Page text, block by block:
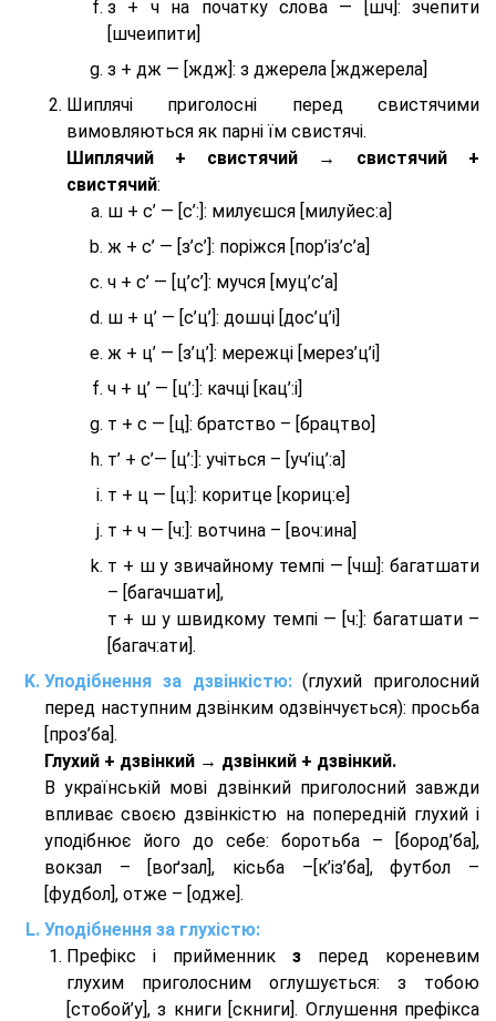
з + ч на початку слова — [шч]: зчепити
[шчеипити]
з + дж — [ждж]: з джерела [жджерела]
Шиплячі приголосні перед свистячими
вимовляються як парні їм свистячі.
Шиплячий + свистячий → свистячий +
свистячий:
ш + с’ — [с’:]: милуєшся [милуйес:а]
ж + с’ — [з’с’]: поріжся [пор’із’с’а]
ч + с’ — [ц’с’]: мучся [муц’с’а]
ш + ц’ — [с’ц’]: дошці [дос’ц’і]
ж + ц’ — [з’ц’]: мережці [мерез’ц’і]
ч + ц’ — [ц’:]: качці [кац’:і]
т + с — [ц]: братство – [брaцтво]
т’ + с’— [ц’:]: учіться – [уч’іц’:a]
т + ц — [ц:]: коритце [кориц:е]
т + ч — [ч:]: вотчина – [вoч:ина]
т + ш у звичайному темпі — [чш]: багатшати
– [багачшати],
т + ш у швидкому темпі — [ч:]: багатшати –
[багач:ати].
Уподібнення за дзвінкістю:(глухий приголосний
перед наступним дзвінким одзвінчується): просьба
[проз’ба].
Глухий + дзвінкий → дзвінкий + дзвінкий.
В українській мові дзвінкий приголосний завжди
впливає своєю дзвінкістю на попередній глухий і
уподібнює його до себе: боротьба – [бород’ба],
вокзал – [воґзал], кісьба –[к’із’ба], футбол –
[фудбол], отже – [одже].
Уподібнення за глухістю:
Префікс і прийменник з перед кореневим
глухим приголосним оглушується: з тобою
[стобой’у], з книги [скниги]. Оглушення префікса